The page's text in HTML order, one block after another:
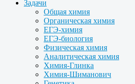
Задачи
Общая химия
Органическая химия
ЕГЭ-химия
ЕГЭ-биология
Физическая химия
Аналитическая химия
Химия-Глинка
Химия-Шиманович